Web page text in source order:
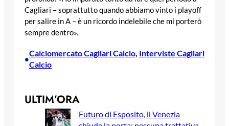
Cagliari – soprattutto quando abbiamo vinto i playoff
per salire in A – è un ricordo indelebile che mi porterò
sempre dentro».
•
Calciomercato Cagliari Calcio, Interviste Cagliari
Calcio
ULTIM’ORA
Futuro di Esposito, il Venezia